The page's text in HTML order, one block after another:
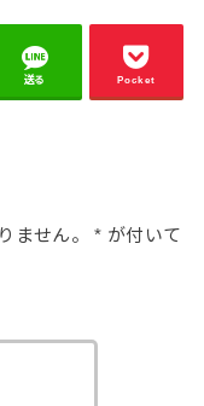
送る Pocket
ません。 * が付いて